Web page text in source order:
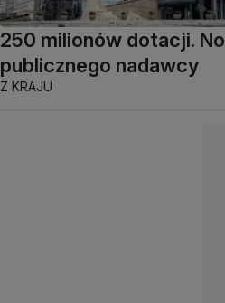
250 milionów dotacji.
publicznego nadawcy
Z KRAJU